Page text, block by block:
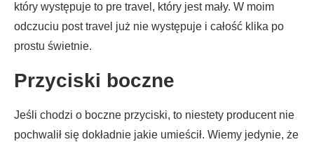
który występuje to pre travel, który jest mały. W moim
odczuciu post travel już nie występuje i całość klika po
prostu świetnie.
Przyciski boczne
Jeśli chodzi o boczne przyciski, to niestety producent nie
pochwalił się dokładnie jakie umieścił. Wiemy jedynie, że